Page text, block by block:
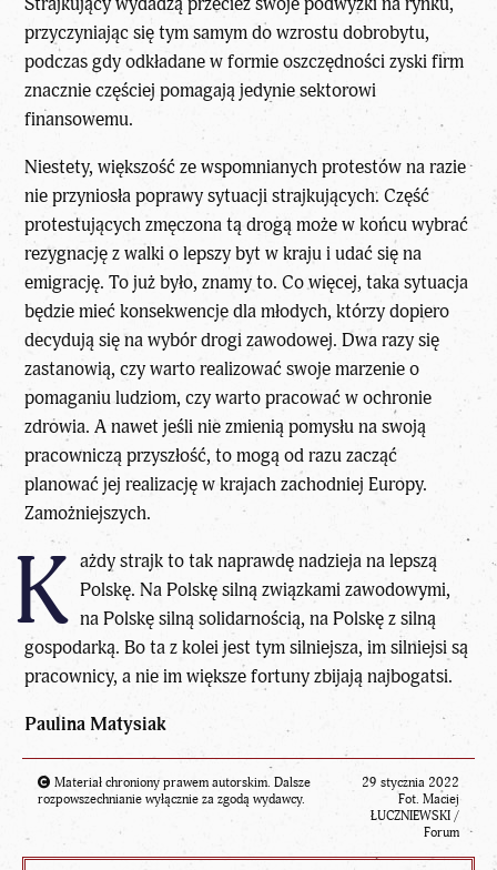
przyczyniając się tym samym do wzrostu dobrobytu,
podczas gdy odkładane w formie oszczędności zyski firm
znacznie częściej pomagają jedynie sektorowi
finansowemu.
Niestety, większość ze wspomnianych protestów na razie
nie przyniosła poprawy sytuacji strajkujących. Część
protestujących zmęczona tą drogą może w końcu wybrać
rezygnację z walki o lepszy byt w kraju i udać się na
emigrację. To już było, znamy to. Co więcej, taka sytuacja
będzie mieć konsekwencje dla młodych, którzy dopiero
decydują się na wybór drogi zawodowej. Dwa razy się
zastanowią, czy warto realizować swoje marzenie o
pomaganiu ludziom, czy warto pracować w ochronie
zdrowia. A nawet jeśli nie zmienią pomysłu na swoją
pracowniczą przyszłość, to mogą od razu zacząć
planować jej realizację w krajach zachodniej Europy.
Zamożniejszych.
K ażdy strajk to tak naprawdę nadzieja na lepszą
Polskę. Na Polskę silną związkami zawodowymi,
na Polskę silną solidarnością, na Polskę z silną
gospodarką. Bo ta z kolei jest tym silniejsza, im silniejsi są
pracownicy, a nie im większe fortuny zbijają najbogatsi.
Paulina Matysiak
Materiał chroniony prawem autorskim. Dalsze
rozpowszechnianie wyłącznie za zgodą wydawcy.
29 stycznia 2022
Fot. Maciej
ŁUCZNIEWSKI /
Forum